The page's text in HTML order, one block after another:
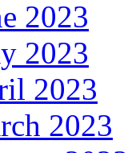
2023
2023
2023
2023